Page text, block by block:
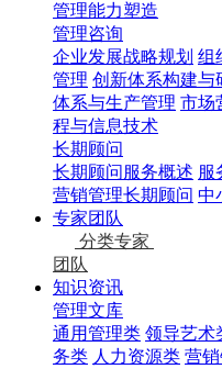
管理能力塑造
管理咨询
企业发展战略规划 组
管理 创新体系构建与
体系与生产管理 市场
程与信息技术
长期顾问
长期顾问服务概述 服
营销管理长期顾问 中
专家团队
分类专家
团队
知识资讯
管理文库
通用管理类 领导艺术
务类 人力资源类 营